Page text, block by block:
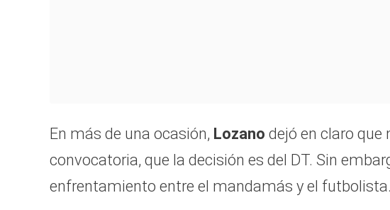
En más de una ocasión, Lozano dejó en claro que
convocatoria, que la decisión es del DT. Sin
enfrentamiento entre el mandamás y el futbolista.